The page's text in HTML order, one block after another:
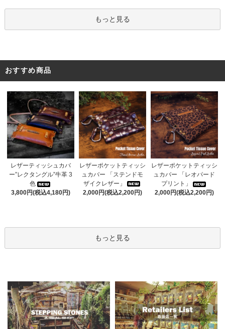
もっと見る
おすすめ商品
レザーティッシュカバ
ー”レクタングル”牛革 3
色
3,800円(税込4,180円)
レザーポケットティッシ
ュカバー 「ステンドモ
ザイクレザー」
2,000円(税込2,200円)
レザーポケットティッシ
ュカバー 「レオパード
プリント」
2,000円(税込2,200円)
もっと見る